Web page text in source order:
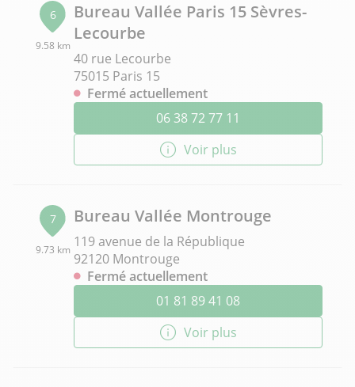
6
9.58 km
Bureau Vallée Paris 15 Sèvres-
Lecourbe
40 rue Lecourbe
75015 Paris 15
Fermé actuellement
06 38 72 77 11
Voir plus
7
9.73 km
Bureau Vallée Montrouge
119 avenue de la République
92120 Montrouge
Fermé actuellement
01 81 89 41 08
Voir plus